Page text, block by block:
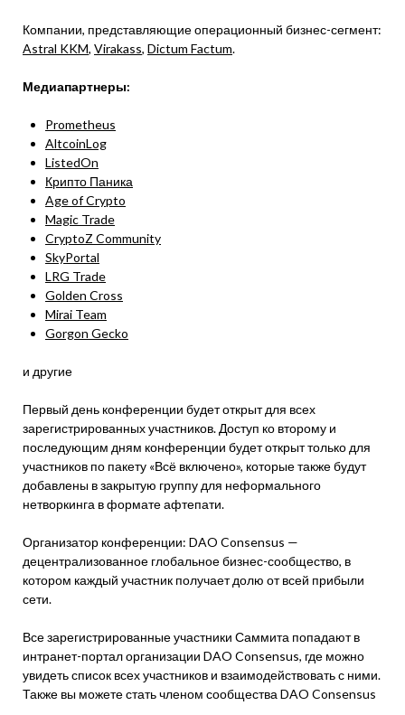
Компании, представляющие операционный бизнес-сегмент:
Astral KKM, Virakass, Dictum Factum.
Медиапартнеры:
Prometheus
AltcoinLog
ListedOn
Крипто Паника
Age of Crypto
Magic Trade
CryptoZ Community
SkyPortal
LRG Trade
Golden Cross
Mirai Team
Gorgon Gecko
и другие
Первый день конференции будет открыт для всех
зарегистрированных участников. Доступ ко второму и
последующим дням конференции будет открыт только для
участников по пакету «Всё включено», которые также будут
добавлены в закрытую группу для неформального
нетворкинга в формате афтепати.
Организатор конференции: DAO Consensus —
децентрализованное глобальное бизнес-сообщество, в
котором каждый участник получает долю от всей прибыли
сети.
Все зарегистрированные участники Саммита попадают в
интранет-портал организации DAO Consensus, где можно
увидеть список всех участников и взаимодействовать с ними.
Также вы можете стать членом сообщества DAO Consensus